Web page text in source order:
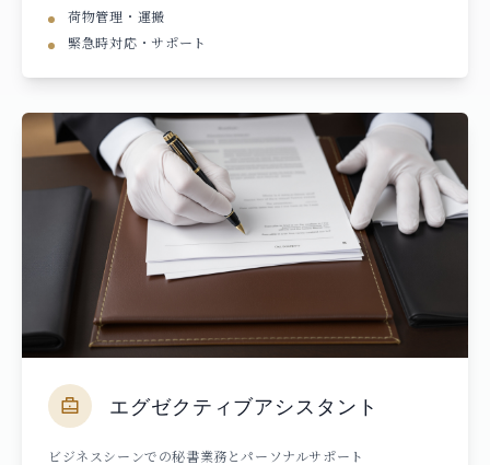
荷物管理・運搬
緊急時対応・サポート
エグゼクティブアシスタント
ビジネスシーンでの秘書業務とパーソナルサポート